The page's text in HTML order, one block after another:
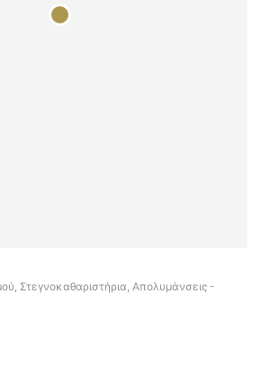
Στεγνοκαθαριστήρια, Απολυμάνσεις -